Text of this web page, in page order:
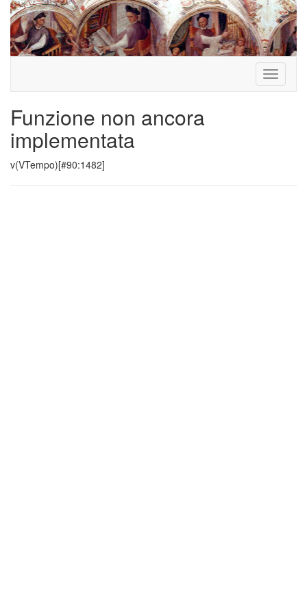
Toggle
Funzione non ancora
implementata
v(VTempo)[#90:1482]